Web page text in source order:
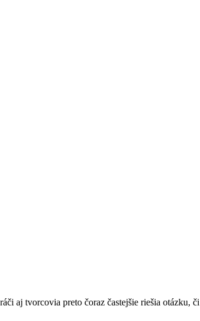
aj tvorcovia preto čoraz častejšie riešia otázku,